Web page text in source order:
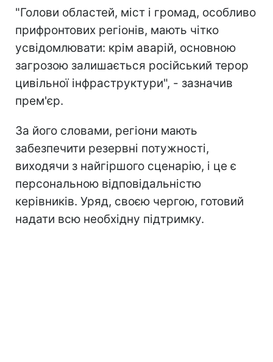
"Голови областей, міст і громад, особливо
прифронтових регіонів, мають чітко
усвідомлювати: крім аварій, основною
загрозою залишається російський терор
цивільної інфраструктури", - зазначив
прем'єр.
За його словами, регіони мають
забезпечити резервні потужності,
виходячи з найгіршого сценарію, і це є
персональною відповідальністю
керівників. Уряд, своєю чергою, готовий
надати всю необхідну підтримку.